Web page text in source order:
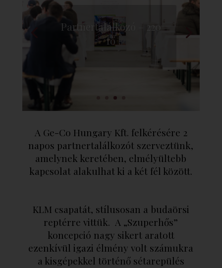
Partnertalálkozó – 220
fő
A Ge-Co Hungary Kft. felkérésére 2
napos partnertalálkozót szerveztünk,
amelynek keretében, elmélyültebb
kapcsolat alakulhat ki a két fél között.
KLM csapatát, stílusosan a budaörsi
reptérre vittük. A „Szuperhős”
koncepció nagy sikert aratott
ezenkívül igazi élmény volt számukra
a kisgépekkel történő sétarepülés